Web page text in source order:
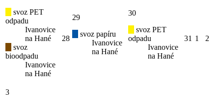
svoz PET
odpadu
Ivanovice
na Hané
svoz
bioodpadu
Ivanovice
na Hané
28
29
svoz papíru
Ivanovice
na Hané
30
svoz PET
odpadu
Ivanovice
na Hané
31 1 2
3